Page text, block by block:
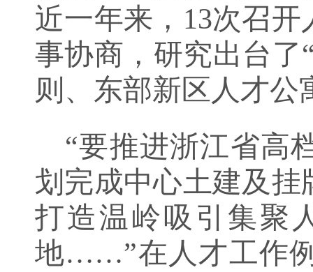
近一年来， 13次召开
事协商 ，研究出台了
则、东部新区人才公
“要推进浙江省高
划完成中心土建及挂
打造温岭吸引集聚
地……”在人才工作